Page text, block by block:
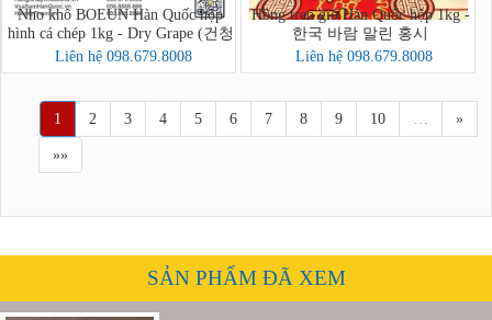
Nho khô BOEUN Hàn Quốc hộp
hình cá chép 1kg - Dry Grape (건청
포도)
Liên hệ 098.679.8008
Hồng treo gió Hàn Quốc hộp 1kg -
한국 바람 말린 홍시
Liên hệ 098.679.8008
1 2 3 4 5 6 7 8 9 10 … »
»»
SẢN PHẨM ĐÃ XEM